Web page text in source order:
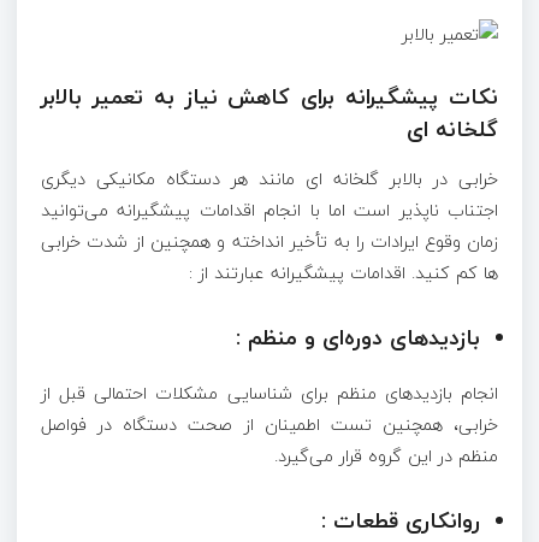
نکات پیشگیرانه برای کاهش نیاز به تعمیر بالابر
گلخانه ای
خرابی در بالابر گلخانه ای مانند هر دستگاه مکانیکی دیگری
اجتناب ناپذیر است اما با انجام اقدامات پیشگیرانه می‌توانید
زمان وقوع ایرادات را به تأخیر انداخته و همچنین از شدت خرابی
ها کم کنید. اقدامات پیشگیرانه عبارتند از :
بازدیدهای دوره‌ای و منظم :
انجام بازدیدهای منظم برای شناسایی مشکلات احتمالی قبل از
خرابی، همچنین تست اطمینان از صحت دستگاه در فواصل
منظم در این گروه قرار می‌گیرد.
روانکاری قطعات :